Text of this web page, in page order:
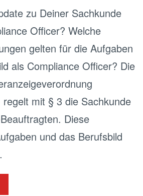
zu Deiner Sachkunde
Officer? Welche
gelten für die Aufgaben
als Compliance Officer? Die
mit § 3 die Sachkunde
Diese
und das Berufsbild